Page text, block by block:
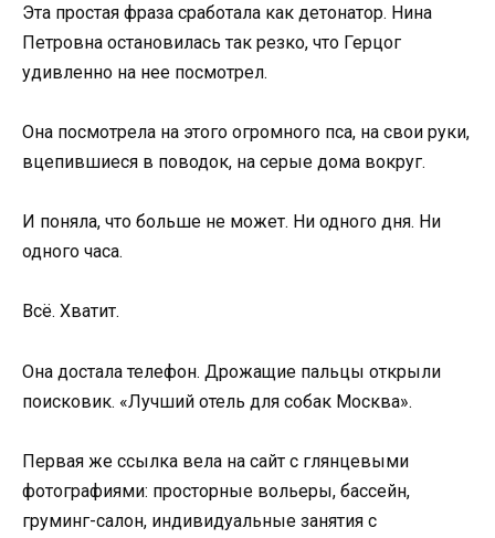
Эта простая фраза сработала как детонатор. Нина
Петровна остановилась так резко, что Герцог
удивленно на нее посмотрел.
Она посмотрела на этого огромного пса, на свои руки,
вцепившиеся в поводок, на серые дома вокруг.
И поняла, что больше не может. Ни одного дня. Ни
одного часа.
Всё. Хватит.
Она достала телефон. Дрожащие пальцы открыли
поисковик. «Лучший отель для собак Москва».
Первая же ссылка вела на сайт с глянцевыми
фотографиями: просторные вольеры, бассейн,
груминг-салон, индивидуальные занятия с